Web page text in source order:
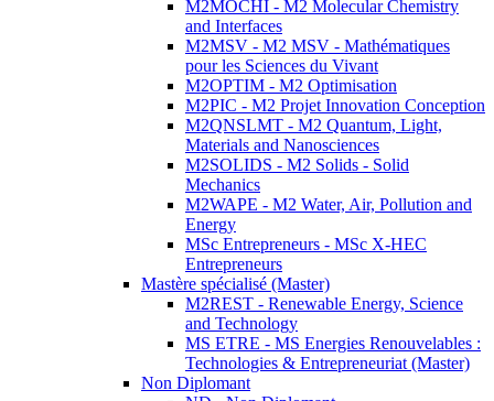
M2MOCHI - M2 Molecular Chemistry
and Interfaces
M2MSV - M2 MSV - Mathématiques
pour les Sciences du Vivant
M2OPTIM - M2 Optimisation
M2PIC - M2 Projet Innovation Conception
M2QNSLMT - M2 Quantum, Light,
Materials and Nanosciences
M2SOLIDS - M2 Solids - Solid
Mechanics
M2WAPE - M2 Water, Air, Pollution and
Energy
MSc Entrepreneurs - MSc X-HEC
Entrepreneurs
Mastère spécialisé (Master)
M2REST - Renewable Energy, Science
and Technology
MS ETRE - MS Energies Renouvelables :
Technologies & Entrepreneuriat (Master)
Non Diplomant